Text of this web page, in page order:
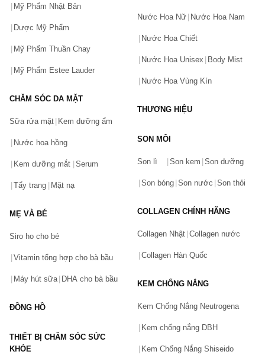
Bạn gặp vấn đề về sản phẩm hay mua hàng?
Hãy báo lỗi cho chúng tôi. Hoặc gọi cho chúng tôi qua số
Vấn đề(*)
Mỹ Phẩm Nhật Bản
Dược Mỹ Phẩm
Mỹ Phẩm Thuần Chay
Mỹ Phẩm Estee Lauder
CHĂM SÓC DA MẶT
Sữa rửa mặt Kem dưỡng ẩm
Nước hoa hồng
Kem dưỡng mắt Serum
Tẩy trang Mặt nạ
MẸ VÀ BÉ
Siro ho cho bé
Vitamin tổng hợp cho bà bầu
Máy hút sữa DHA cho bà bầu
ĐỒNG HỒ
THIẾT BỊ CHĂM SÓC SỨC
KHỎE
Nước Hoa Nữ Nước Hoa Nam
Nước Hoa Chiết
Nước Hoa Unisex Body Mist
Nước Hoa Vùng Kín
THƯƠNG HIỆU
SON MÔI
Son lì Son kem Son dưỡng
Son bóng Son nước Son thỏi
COLLAGEN CHÍNH HÃNG
Collagen Nhật Collagen nước
Collagen Hàn Quốc
KEM CHỐNG NẮNG
Kem Chống Nắng Neutrogena
Kem chống nắng DBH
Kem Chống Nắng Shiseido